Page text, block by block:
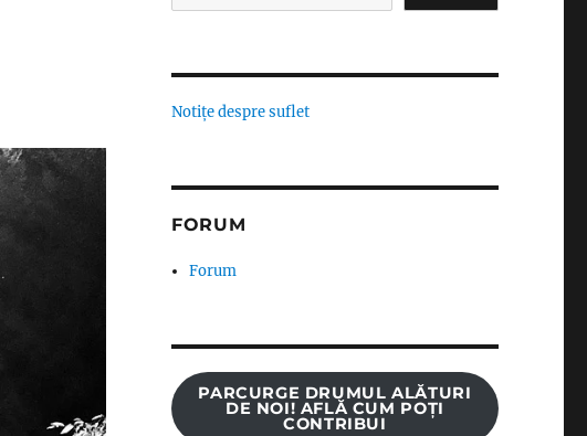
Notițe despre suflet
FORUM
Forum
PARCURGE DRUMUL ALĂTURI
DE NOI! AFLĂ CUM POȚI
CONTRIBUI